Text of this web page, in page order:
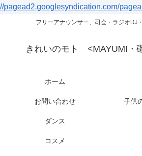
//pagead2.googlesyndication.com/
フリーアナウンサー、司会・ラジオDJ
きれいのモト <MAYUMI・
ホーム
お問い合わせ 子供
ダンス
コスメ